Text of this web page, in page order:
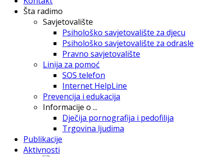
Šta radimo
Savjetovalište
Psihološko savjetovalište za djecu
Psihološko savjetovalište za odrasle
Pravno savjetovalište
Linija za pomoć
SOS telefon
Internet HelpLine
Prevencija i edukacija
Informacije o ...
Dječija pornografija i pedofilija
Trgovina ljudima
Publikacije
Aktivnosti